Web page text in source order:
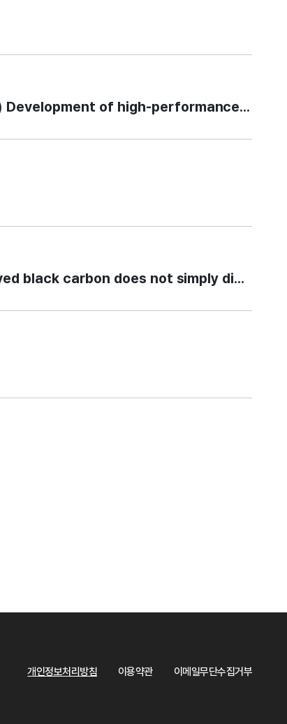
술 개발) Development of high-
black carbon does not simply
개인정보처리방침 이용약관 이메일무단수집거부